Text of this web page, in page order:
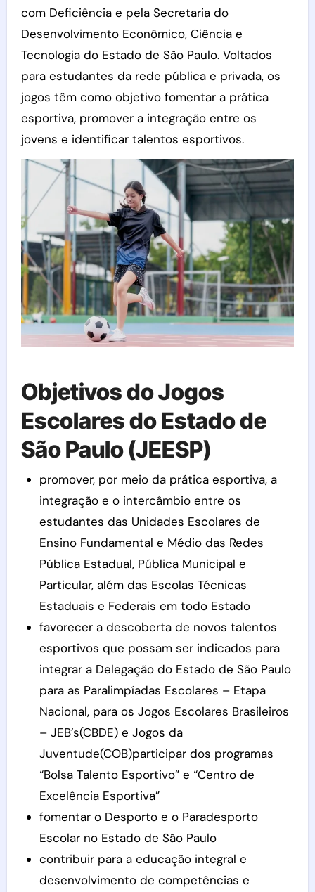
com Deficiência e pela Secretaria do
Desenvolvimento Econômico, Ciência e
Tecnologia do Estado de São Paulo. Voltados
para estudantes da rede pública e privada, os
jogos têm como objetivo fomentar a prática
esportiva, promover a integração entre os
jovens e identificar talentos esportivos.
Objetivos do Jogos
Escolares do Estado de
São Paulo (JEESP)
promover, por meio da prática esportiva, a
integração e o intercâmbio entre os
estudantes das Unidades Escolares de
Ensino Fundamental e Médio das Redes
Pública Estadual, Pública Municipal e
Particular, além das Escolas Técnicas
Estaduais e Federais em todo Estado
favorecer a descoberta de novos talentos
esportivos que possam ser indicados para
integrar a Delegação do Estado de São Paulo
para as Paralimpíadas Escolares – Etapa
Nacional, para os Jogos Escolares Brasileiros
– JEB’s(CBDE) e Jogos da
Juventude(COB)participar dos programas
“Bolsa Talento Esportivo” e “Centro de
Excelência Esportiva”
fomentar o Desporto e o Paradesporto
Escolar no Estado de São Paulo
contribuir para a educação integral e
desenvolvimento de competências e